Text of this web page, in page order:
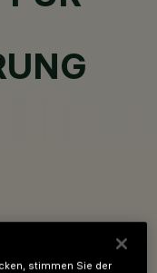
stimmen Sie der